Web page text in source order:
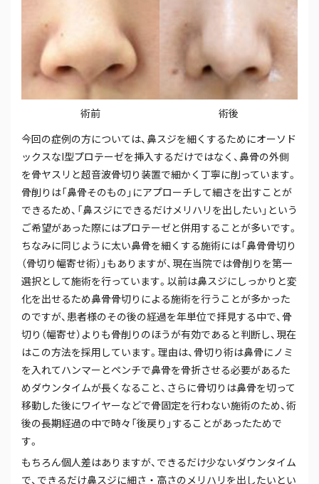
術前
術後
今回の症例の方については、鼻スジを細くするためにオーソド
ックスなI型プロテーゼを挿入するだけではなく、鼻骨の外側
を骨ヤスリと超音波骨切り装置で細かく丁寧に削っています。
骨削りは「鼻骨そのもの」にアプローチして細さを出すことが
できるため、「鼻スジにできるだけメリハリを出したい」という
ご希望があった際にはプロテーゼと併用することが多いです。
ちなみに同じように太い鼻骨を細くする施術には「鼻骨骨切り
（骨切り幅寄せ術）」もありますが、現在当院では骨削りを第一
選択として施術を行っています。以前は鼻スジにしっかりと変
化を出せるため鼻骨骨切りによる施術を行うことが多かった
のですが、患者様のその後の経過を年単位で拝見する中で、骨
切り（幅寄せ）よりも骨削りのほうが有効であると判断し、現在
はこの方法を採用しています。理由は、骨切り術は鼻骨にノミ
を入れてハンマーとペンチで鼻骨を骨折させる必要があるた
めダウンタイムが長くなること、さらに骨切りは鼻骨を切って
移動した後にワイヤーなどで骨固定を行わない施術のため、術
後の長期経過の中で時々「後戻り」することがあったためで
す。
もちろん個人差はありますが、できるだけ少ないダウンタイム
で、できるだけ鼻スジに細さ・高さのメリハリを出したいとい